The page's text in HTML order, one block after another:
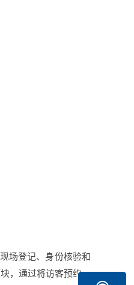
场登记、身份核验和
，通过将访客预约、